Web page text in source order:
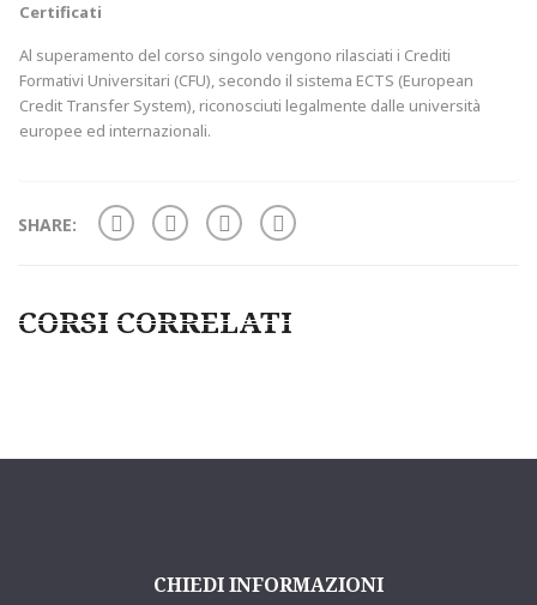
Certificati
Al superamento del corso singolo vengono rilasciati i Crediti
Formativi Universitari (CFU), secondo il sistema ECTS (European
Credit Transfer System), riconosciuti legalmente dalle università
europee ed internazionali.
SHARE:
CORSI CORRELATI
CHIEDI INFORMAZIONI